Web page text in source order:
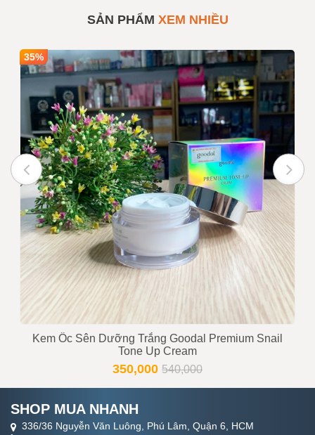
Tàn Nhang
Giá bán 490,000 INBOX
Ghi chú :
Giá trên chưa bao gồm VAT nếu
quý khách yêu cầu xuất hóa
đơn
Trạng thái Còn hàng
Tư vấn viên 0916999853 - 0919896393
SẢN PHẨM XEM NHIỀU
35%
Kem Ốc Sên Dưỡng Trắng Goodal Premium Snail
Tone Up Cream
350,000 540,000
SHOP MUA NHANH
336/36 Nguyễn Văn Luông, Phú Lâm, Quận 6, HCM